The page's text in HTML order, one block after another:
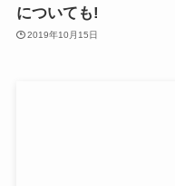
についても!
2019年10月15日